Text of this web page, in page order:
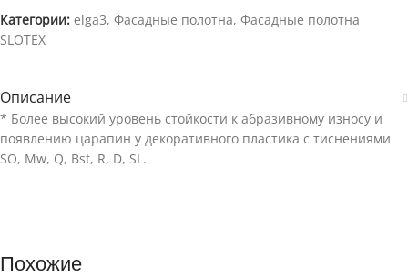
Категории: elga3, Фасадные полотна, Фасадные полотна
SLOTEX
Описание
* Более высокий уровень стойкости к абразивному износу и
появлению царапин у декоративного пластика с тиснениями
SO, Mw, Q, Bst, R, D, SL.
Похожие